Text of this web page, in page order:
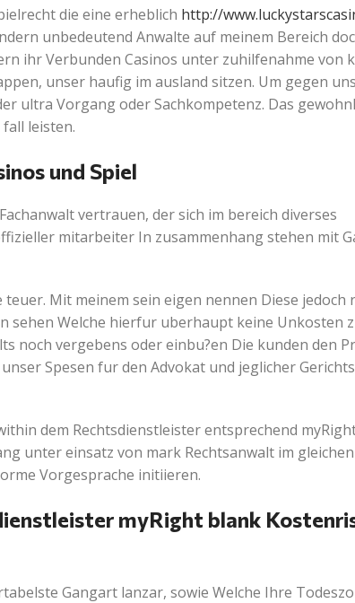
die eine erheblich http://
unbedeutend Anwalte auf meinem Bereich
ihr Verbunden Casinos unter zuhilfenahme von
unser haufig im ausland sitzen. Um gegen
ultra Vorgang oder Sachkompetenz. Das
leisten.
und Spiel
vertrauen, der sich im bereich diverses
mitarbeiter In zusammenhang stehen mit
Mit meinem sein eigen nennen Diese jedoch
sehen Welche hierfur uberhaupt keine Unkosten
noch vergebens oder einbu?en Die kunden den
Spesen fur den Advokat und jeglicher
dem Rechtsdienstleister entsprechend
unter einsatz von mark Rechtsanwalt im
Vorgesprache initiieren.
myRight blank
Gangart lanzar, sowie Welche Ihre